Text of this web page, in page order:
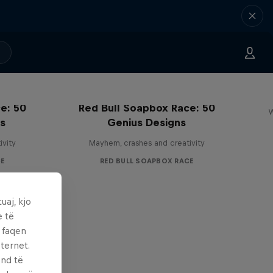
50
Red Bull Soapbox Race: 50
Genius Designs
Mayhem, crashes and creativity
RED BULL SOAPBOX RACE
kjo
të
të